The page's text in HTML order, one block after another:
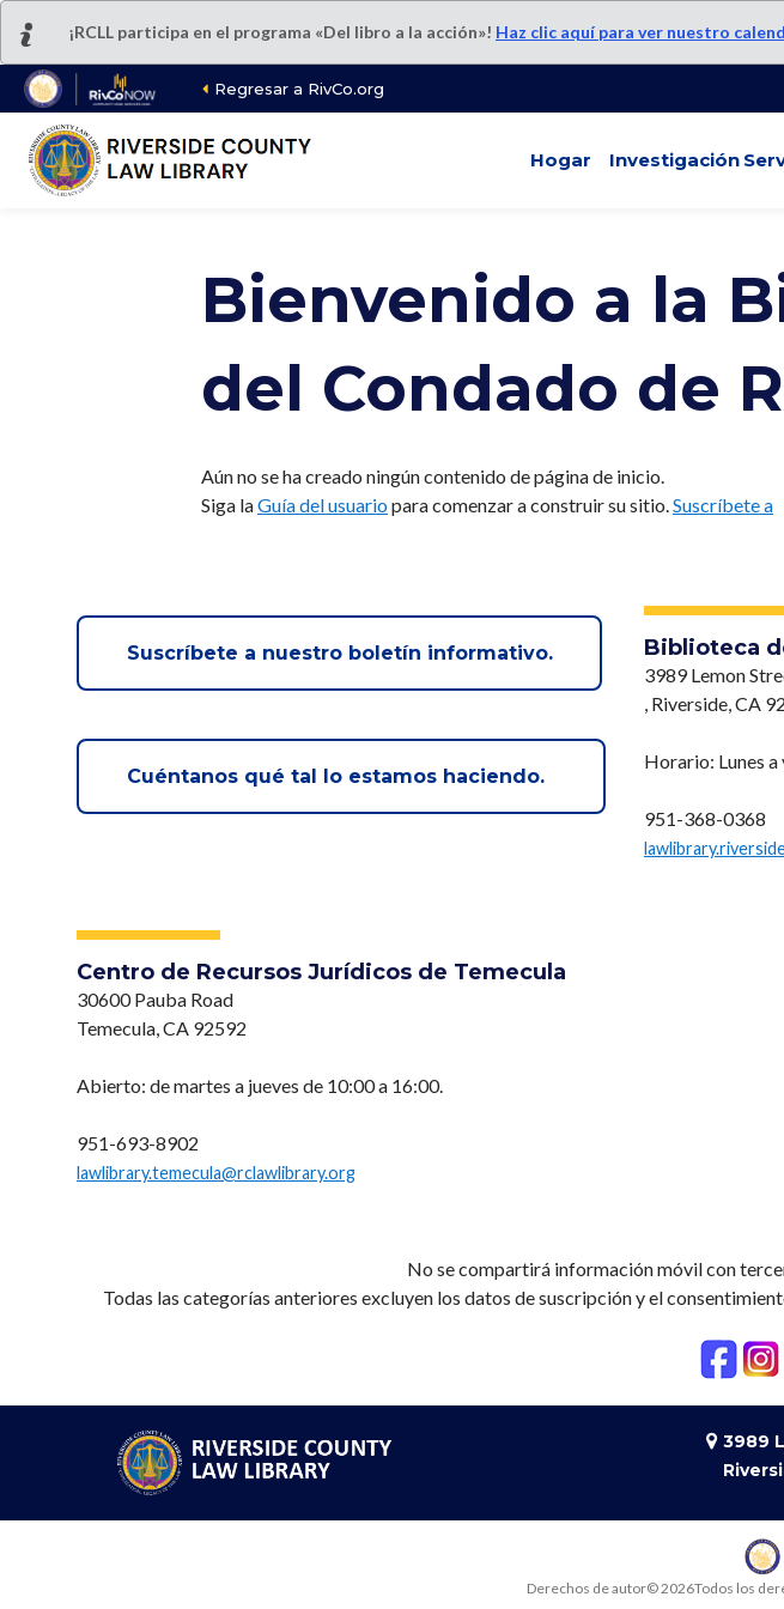
contenido
principal
¡RCLL participa en el programa «Del libro a la acción»! Haz clic aquí para ver nuestro
Regresar a RivCo.org
Hogar Investigación
Bienvenido a la
del Condado de
Aún no se ha creado ningún contenido de página de inicio.
Siga laGuía del usuariopara comenzar a construir su sitio.Suscríbete a
Suscríbete a nuestro boletín informativo.
Cuéntanos qué tal lo estamos haciendo.
Biblioteca
3989 Lemon
, Riverside, CA
Horario: Lunes a
951-368-0368
Centro de Recursos Jurídicos de Temecula
30600 Pauba Road
Temecula, CA 92592
Abierto: de martes a jueves de 10:00 a 16:00.
951-693-8902
lawlibrary.temecula@rclawlibrary.org
No se compartirá información móvil con
Todas las categorías anteriores excluyen los datos de suscripción y el
3989
Derechos de autor© 2026Todos los